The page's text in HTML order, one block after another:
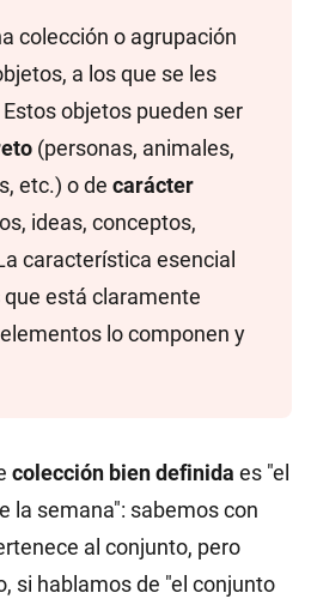
colección o agrupación
a los que se les
Estos objetos pueden ser
(personas, animales,
etc.) o de carácter
ideas, conceptos,
característica esencial
está claramente
lo componen y
colección bien definida es "el
la semana": sabemos con
al conjunto, pero
si hablamos de "el conjunto